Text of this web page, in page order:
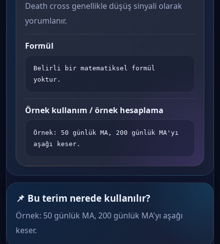
Death cross genellikle düşüş sinyali olarak
yorumlanır.
Formül
Belirli bir matematiksel formül
yoktur.
Örnek kullanım / örnek hesaplama
Örnek: 50 günlük MA, 200 günlük MA'yı
aşağı keser.
📌 Bu terim nerede kullanılır?
Örnek: 50 günlük MA, 200 günlük MA'yı aşağı
keser.